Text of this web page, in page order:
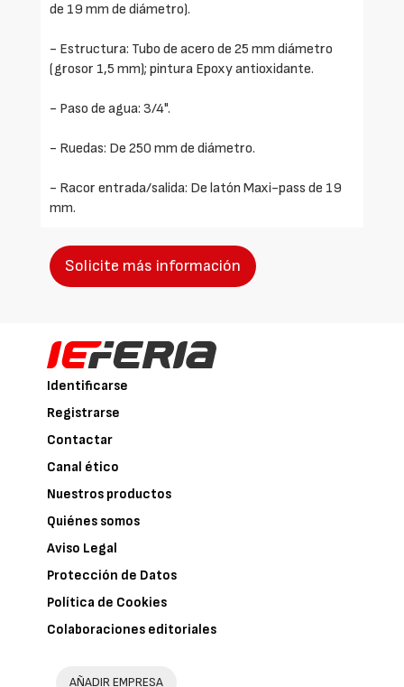
de 19 mm de diámetro).
- Estructura: Tubo de acero de 25 mm diámetro
(grosor 1,5 mm); pintura Epoxy antioxidante.
- Paso de agua: 3/4".
- Ruedas: De 250 mm de diámetro.
- Racor entrada/salida: De latón Maxi-pass de 19
mm.
Solicite más información
Identificarse
Registrarse
Contactar
Canal ético
Nuestros productos
Quiénes somos
Aviso Legal
Protección de Datos
Política de Cookies
Colaboraciones editoriales
AÑADIR EMPRESA